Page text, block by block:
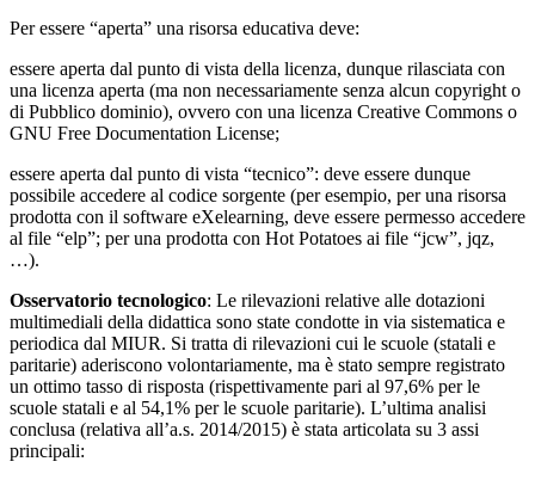
Per essere “aperta” una risorsa educativa deve:
essere aperta dal punto di vista della licenza, dunque rilasciata con
una licenza aperta (ma non necessariamente senza alcun copyright o
di Pubblico dominio), ovvero con una licenza Creative Commons o
GNU Free Documentation License;
essere aperta dal punto di vista “tecnico”: deve essere dunque
possibile accedere al codice sorgente (per esempio, per una risorsa
prodotta con il software eXelearning, deve essere permesso accedere
al file “elp”; per una prodotta con Hot Potatoes ai file “jcw”, jqz,
…).
Osservatorio tecnologico: Le rilevazioni relative alle dotazioni
multimediali della didattica sono state condotte in via sistematica e
periodica dal MIUR. Si tratta di rilevazioni cui le scuole (statali e
paritarie) aderiscono volontariamente, ma è stato sempre registrato
un ottimo tasso di risposta (rispettivamente pari al 97,6% per le
scuole statali e al 54,1% per le scuole paritarie). L’ultima analisi
conclusa (relativa all’a.s. 2014/2015) è stata articolata su 3 assi
principali: